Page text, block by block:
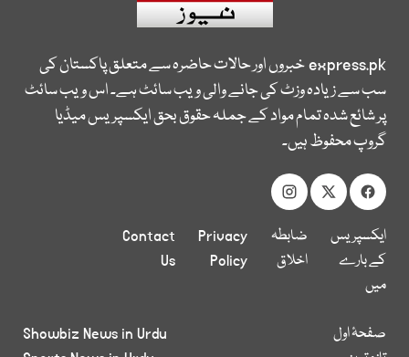
express.pkخبروں اور حالات حاضرہ سے متعلق پاکستان کی
سب سے زیادہ وزٹ کی جانے والی ویب سائٹ ہے۔ اس ویب سائٹ
پر شائع شدہ تمام مواد کے جملہ حقوق بحق ایکسپریس میڈیا
گروپ محفوظ ہیں۔
ایکسپریس
کے بارے
میں
ضابطہ
اخلاق
Privacy
Policy
Contact
Us
صفحۂ اول
Showbiz News in Urdu